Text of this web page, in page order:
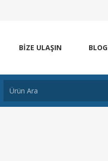
BIZE ULAŞIN BLOG